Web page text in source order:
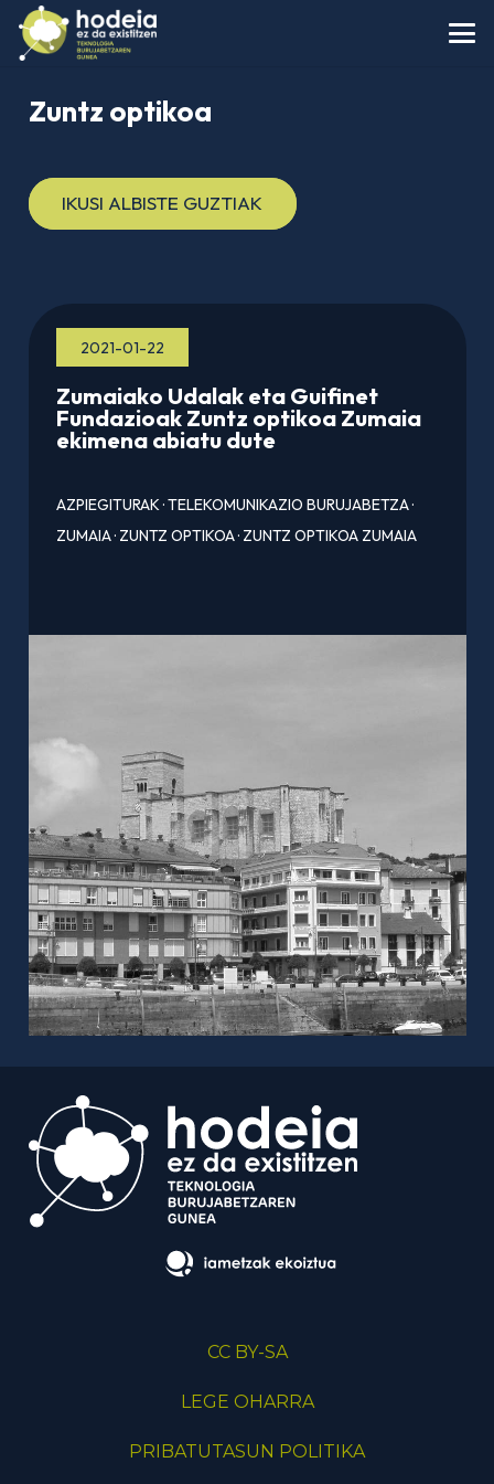
Zuntz optikoa
IKUSI ALBISTE GUZTIAK
2021-01-22
Zumaiako Udalak eta Guifinet
Fundazioak Zuntz optikoa Zumaia
ekimena abiatu dute
AZPIEGITURAK·TELEKOMUNIKAZIO BURUJABETZA·
ZUMAIA· ZUNTZ OPTIKOA· ZUNTZ OPTIKOA ZUMAIA
CC BY-SA
LEGE OHARRA
PRIBATUTASUN POLITIKA